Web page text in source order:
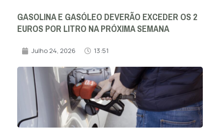
GASOLINA E GASÓLEO DEVERÃO EXCEDER OS 2
EUROS POR LITRO NA PRÓXIMA SEMANA
Julho 24, 2026 13:51